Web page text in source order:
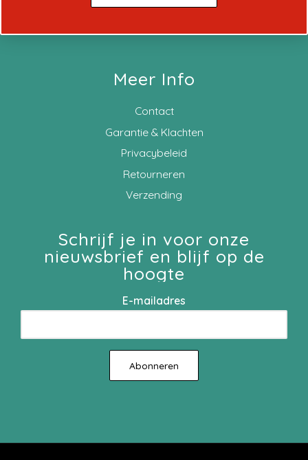
Meer Info
Contact
Garantie & Klachten
Privacybeleid
Retourneren
Verzending
Schrijf je in voor onze
nieuwsbrief en blijf op de
hoogte
E-mailadres